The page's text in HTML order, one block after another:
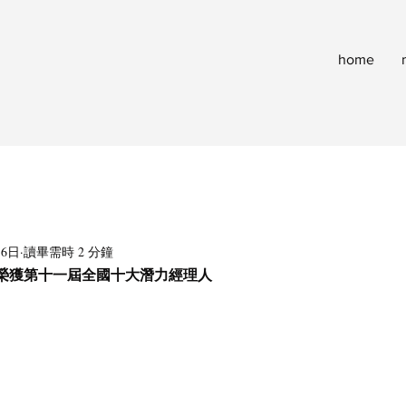
home
第十一屆全國十大潛力經理人
日 讀畢需時 2 分鐘